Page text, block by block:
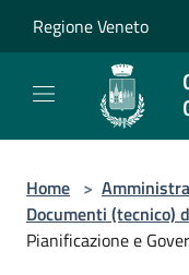
Regione Veneto
Home >
Documenti (tecnico)
Pianificazione e